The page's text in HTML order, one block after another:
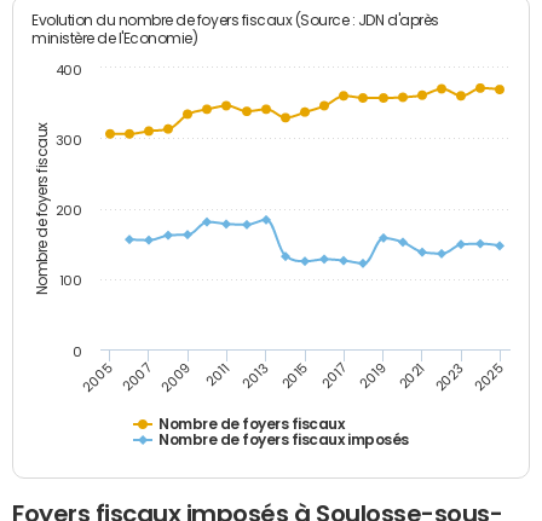
Nombre de foyers fiscaux
Evolution du nombre de foyers fiscaux (Source : JDN d'après
ministère de l'Economie)
Nombre de foyers fiscaux
Nombre de foyers fiscaux imposés
2005 2007 2009 2011 2013 2015 2017 2019 2021 2023 2025
0
100
200
300
400
Foyers fiscaux imposés à Soulosse-sous-